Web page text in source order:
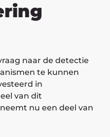
naar de detectie
te kunnen
in
van dit
nu een deel van